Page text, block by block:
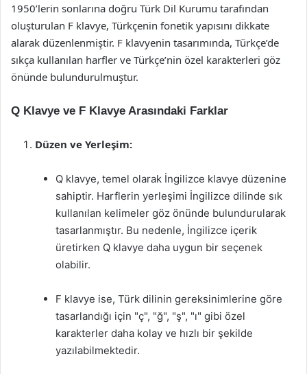
1950’lerin sonlarına doğru Türk Dil Kurumu tarafından
oluşturulan F klavye, Türkçenin fonetik yapısını dikkate
alarak düzenlenmiştir. F klavyenin tasarımında, Türkçe’de
sıkça kullanılan harfler ve Türkçe’nin özel karakterleri göz
önünde bulundurulmuştur.
Q Klavye ve F Klavye Arasındaki Farklar
Düzen ve Yerleşim:
Q klavye, temel olarak İngilizce klavye düzenine
sahiptir. Harflerin yerleşimi İngilizce dilinde sık
kullanılan kelimeler göz önünde bulundurularak
tasarlanmıştır. Bu nedenle, İngilizce içerik
üretirken Q klavye daha uygun bir seçenek
olabilir.
F klavye ise, Türk dilinin gereksinimlerine göre
tasarlandığı için "ç", "ğ", "ş", "ı" gibi özel
karakterler daha kolay ve hızlı bir şekilde
yazılabilmektedir.